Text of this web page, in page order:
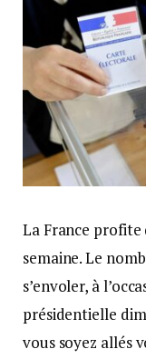
La France profite
semaine. Le
s’envoler, à
présidentielle
vous soyez allés